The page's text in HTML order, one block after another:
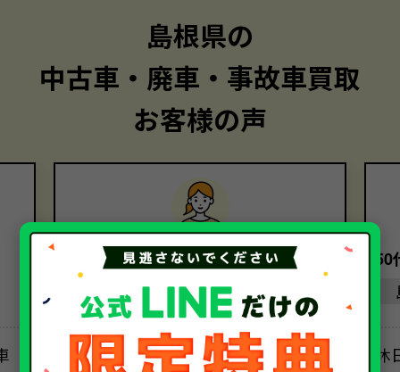
島根県の
中古車・廃車・事故車買取
お客様の声
30代・女性
島根県
初めての売却で手続きに不安を感じ